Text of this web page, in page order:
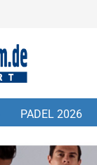
PADEL 2026